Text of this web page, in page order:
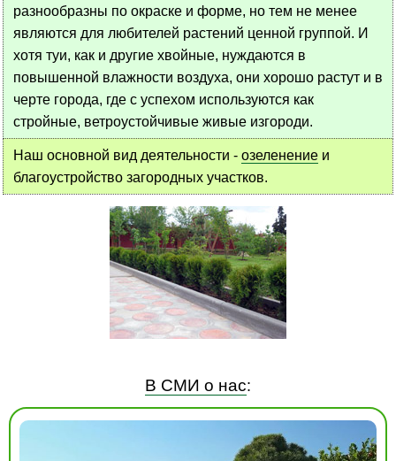
разнообразны по окраске и форме, но тем не менее
являются для любителей растений ценной группой. И
хотя туи, как и другие хвойные, нуждаются в
повышенной влажности воздуха, они хорошо растут и в
черте города, где с успехом используются как
стройные, ветроустойчивые живые изгороди.
Наш основной вид деятельности - озеленение и
благоустройство загородных участков.
В СМИ о нас: